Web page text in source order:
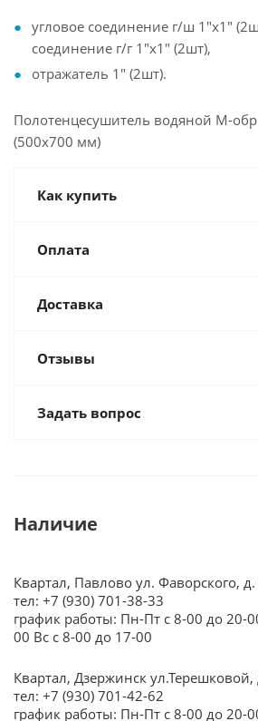
угловое соединение г/ш 1"х1"
соединение г/г 1"х1" (2шт),
отражатель 1" (2шт).
Полотенцесушитель водяной М-обр
(500х700 мм)
Как купить
Оплата
Доставка
Отзывы
Задать вопрос
Наличие
Квартал, Павлово ул. Фаворского,
тел: +7 (930) 701-38-33
график работы: Пн-Пт с 8-00 до 20-
00 Вс с 8-00 до 17-00
Квартал, Дзержинск
тел: +7 (930) 701-42-62
график работы: Пн-Пт с 8-00 до 20-